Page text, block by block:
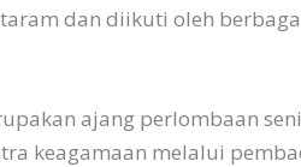
dan diikuti oleh
ajang perlombaan
keagamaan melalui